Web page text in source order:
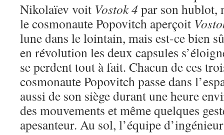
Nikolaïev voit Vostok 4 par son hublot,
le cosmonaute Popovitch aperçoit
lune dans le lointain, mais est-ce bien
en révolution les deux capsules
se perdent tout à fait. Chacun de ces
cosmonaute Popovitch passe dans
aussi de son siège durant une heure
des mouvements et même quelques
apesanteur. Au sol, l’équipe